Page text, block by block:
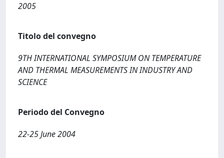
2005
Titolo del convegno
9TH INTERNATIONAL SYMPOSIUM ON TEMPERATURE
AND THERMAL MEASUREMENTS IN INDUSTRY AND
SCIENCE
Periodo del Convegno
22-25 June 2004